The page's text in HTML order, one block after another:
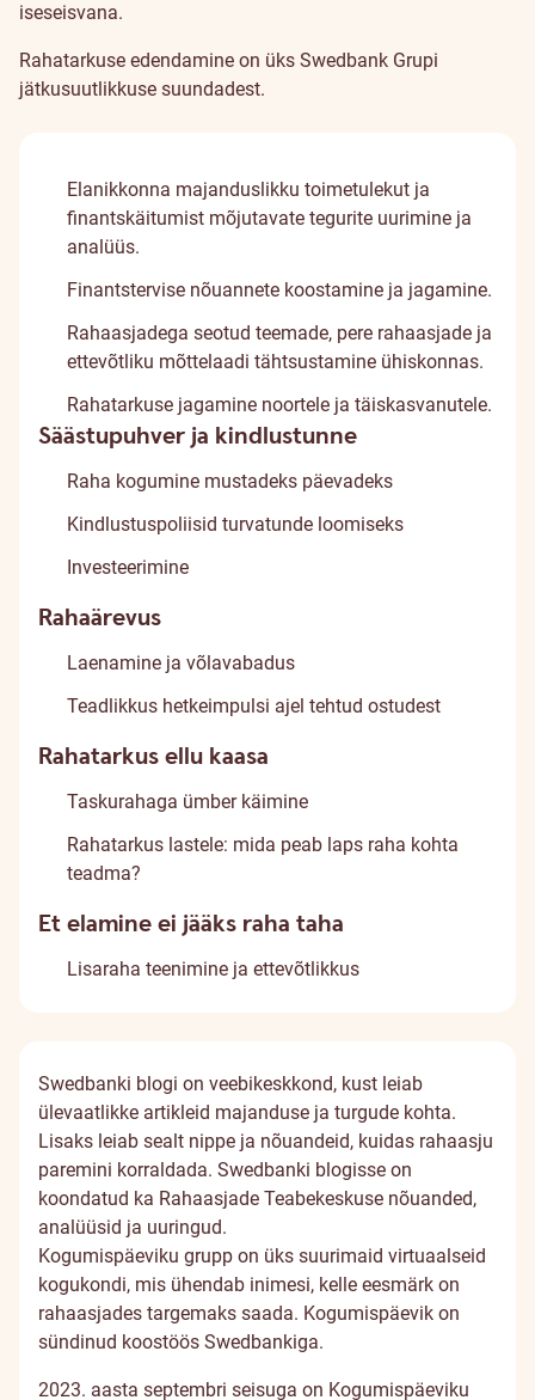
iseseisvana.
Rahatarkuse edendamine on üks Swedbank Grupi
jätkusuutlikkuse suundadest.
Elanikkonna majanduslikku toimetulekut ja
finantskäitumist mõjutavate tegurite uurimine ja
analüüs.
Finantstervise nõuannete koostamine ja jagamine.
Rahaasjadega seotud teemade, pere rahaasjade ja
ettevõtliku mõttelaadi tähtsustamine ühiskonnas.
Rahatarkuse jagamine noortele ja täiskasvanutele.
Säästupuhver ja kindlustunne
Raha kogumine mustadeks päevadeks
Kindlustuspoliisid turvatunde loomiseks
Investeerimine
Rahaärevus
Laenamine ja võlavabadus
Teadlikkus hetkeimpulsi ajel tehtud ostudest
Rahatarkus ellu kaasa
Taskurahaga ümber käimine
Rahatarkus lastele: mida peab laps raha kohta
teadma?
Et elamine ei jääks raha taha
Lisaraha teenimine ja ettevõtlikkus
Swedbanki blogi on veebikeskkond, kust leiab
ülevaatlikke artikleid majanduse ja turgude kohta.
Lisaks leiab sealt nippe ja nõuandeid, kuidas rahaasju
paremini korraldada. Swedbanki blogisse on
koondatud ka Rahaasjade Teabekeskuse nõuanded,
analüüsid ja uuringud.
Kogumispäeviku grupp on üks suurimaid virtuaalseid
kogukondi, mis ühendab inimesi, kelle eesmärk on
rahaasjades targemaks saada. Kogumispäevik on
sündinud koostöös Swedbankiga.
2023. aasta septembri seisuga on Kogumispäeviku